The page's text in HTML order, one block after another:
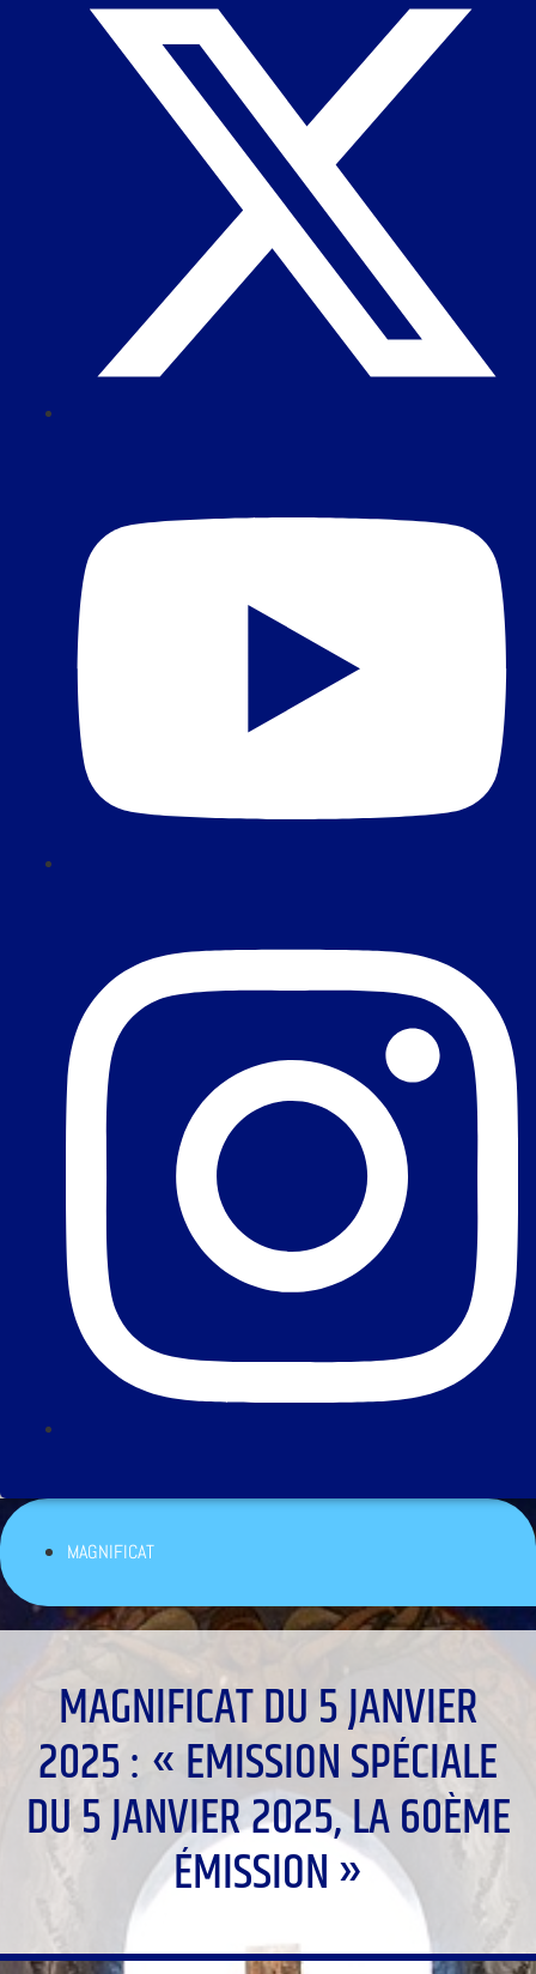
MAGNIFICAT
MAGNIFICAT DU 5 JANVIER
2025 : « EMISSION SPÉCIALE
DU 5 JANVIER 2025, LA 60ÈME
ÉMISSION »